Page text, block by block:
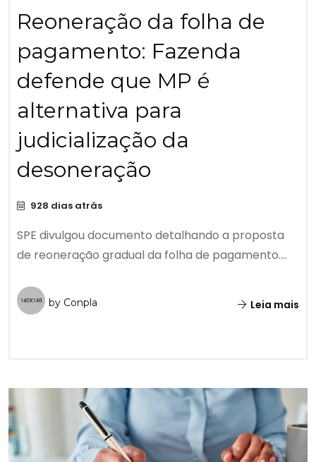
Reoneração da folha de
pagamento: Fazenda
defende que MP é
alternativa para
judicialização da
desoneração
928 dias atrás
SPE divulgou documento detalhando a proposta
de reoneração gradual da folha de pagamento....
by Conpla Leia mais